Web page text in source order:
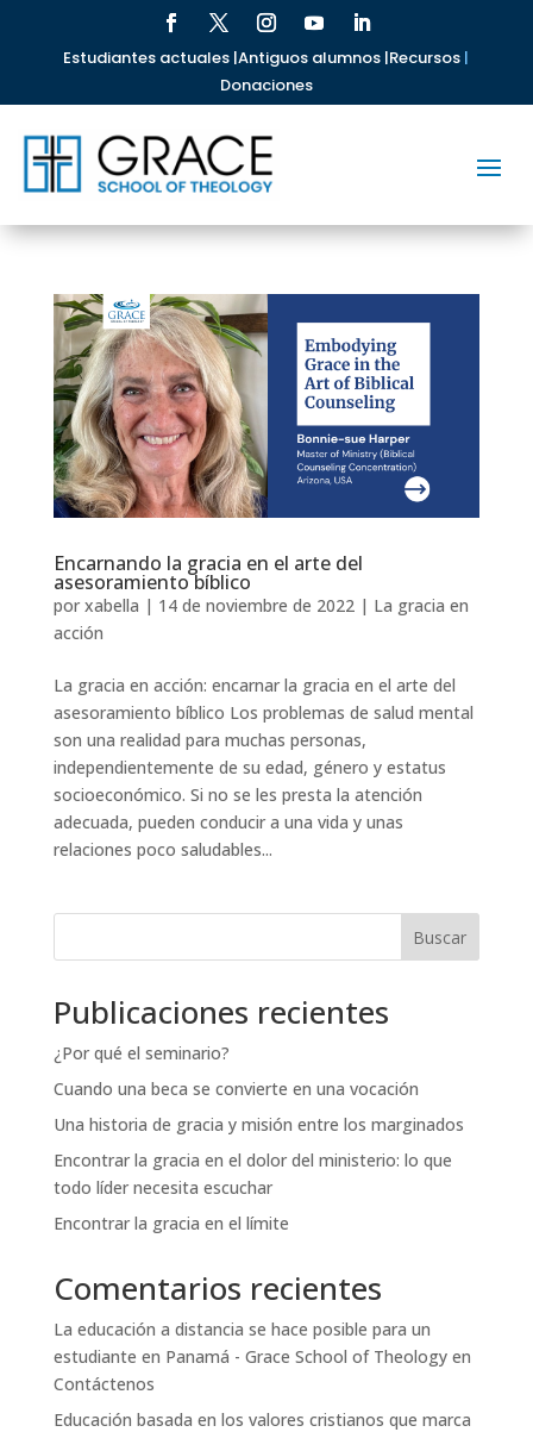
Estudiantes actuales |Antiguos alumnos |Recursos |
Donaciones
Encarnando la gracia en el arte del
asesoramiento bíblico
por xabella | 14 de noviembre de 2022| La gracia en
acción
La gracia en acción: encarnar la gracia en el arte del
asesoramiento bíblico Los problemas de salud mental
son una realidad para muchas personas,
independientemente de su edad, género y estatus
socioeconómico. Si no se les presta la atención
adecuada, pueden conducir a una vida y unas
relaciones poco saludables...
Buscar
Publicaciones recientes
¿Por qué el seminario?
Cuando una beca se convierte en una vocación
Una historia de gracia y misión entre los marginados
Encontrar la gracia en el dolor del ministerio: lo que
todo líder necesita escuchar
Encontrar la gracia en el límite
Comentarios recientes
La educación a distancia se hace posible para un
estudiante en Panamá - Grace School of Theologyen
Contáctenos
Educación basada en los valores cristianos que marca